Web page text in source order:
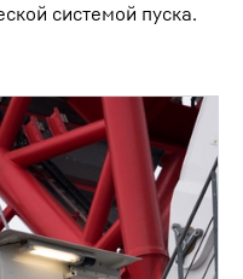
системой пуска.